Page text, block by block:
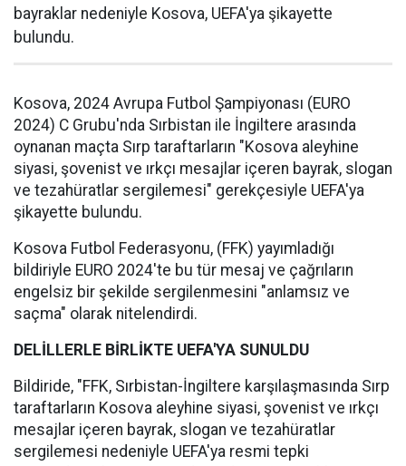
bayraklar nedeniyle Kosova, UEFA'ya şikayette
bulundu.
Kosova, 2024 Avrupa Futbol Şampiyonası (EURO
2024) C Grubu'nda Sırbistan ile İngiltere arasında
oynanan maçta Sırp taraftarların "Kosova aleyhine
siyasi, şovenist ve ırkçı mesajlar içeren bayrak, slogan
ve tezahüratlar sergilemesi" gerekçesiyle UEFA'ya
şikayette bulundu.
Kosova Futbol Federasyonu, (FFK) yayımladığı
bildiriyle EURO 2024'te bu tür mesaj ve çağrıların
engelsiz bir şekilde sergilenmesini "anlamsız ve
saçma" olarak nitelendirdi.
DELİLLERLE BİRLİKTE UEFA'YA SUNULDU
Bildiride, "FFK, Sırbistan-İngiltere karşılaşmasında Sırp
taraftarların Kosova aleyhine siyasi, şovenist ve ırkçı
mesajlar içeren bayrak, slogan ve tezahüratlar
sergilemesi nedeniyle UEFA'ya resmi tepki